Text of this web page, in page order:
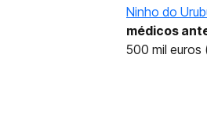
Ninho do
médicos
500 mil euros